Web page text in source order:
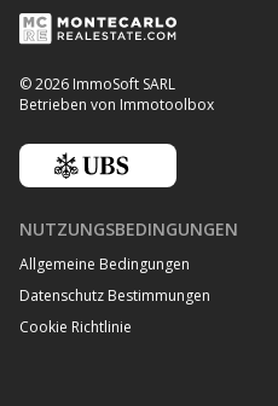
© 2026 ImmoSoft SARL
Betrieben von Immotoolbox
NUTZUNGSBEDINGUNGEN
Allgemeine Bedingungen
Datenschutz Bestimmungen
Cookie Richtlinie